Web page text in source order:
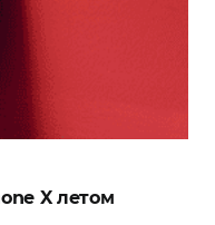
X летом